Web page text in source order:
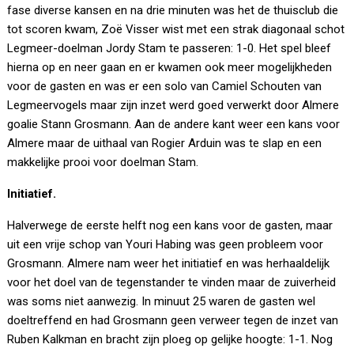
fase diverse kansen en na drie minuten was het de thuisclub die
tot scoren kwam, Zoë Visser wist met een strak diagonaal schot
Legmeer-doelman Jordy Stam te passeren: 1-0. Het spel bleef
hierna op en neer gaan en er kwamen ook meer mogelijkheden
voor de gasten en was er een solo van Camiel Schouten van
Legmeervogels maar zijn inzet werd goed verwerkt door Almere
goalie Stann Grosmann. Aan de andere kant weer een kans voor
Almere maar de uithaal van Rogier Arduin was te slap en een
makkelijke prooi voor doelman Stam.
Initiatief.
Halverwege de eerste helft nog een kans voor de gasten, maar
uit een vrije schop van Youri Habing was geen probleem voor
Grosmann. Almere nam weer het initiatief en was herhaaldelijk
voor het doel van de tegenstander te vinden maar de zuiverheid
was soms niet aanwezig. In minuut 25 waren de gasten wel
doeltreffend en had Grosmann geen verweer tegen de inzet van
Ruben Kalkman en bracht zijn ploeg op gelijke hoogte: 1-1. Nog